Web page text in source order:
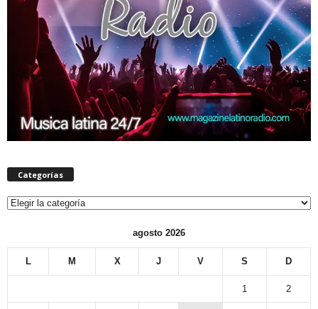
Categorías
Categorías
agosto 2026
L M X J V S D
1 2